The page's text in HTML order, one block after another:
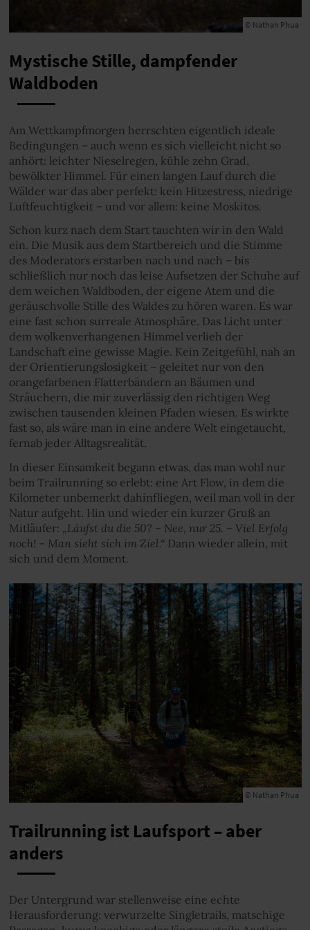
© Nathan Phua
Mystische Stille, dampfender
Waldboden
Am Wettkampfmorgen herrschten eigentlich ideale
Bedingungen – auch wenn es sich vielleicht nicht so
anhört: leichter Nieselregen, kühle zehn Grad,
bewölkter Himmel. Für einen langen Lauf durch die
Wälder war das aber perfekt: kein Hitzestress, niedrige
Luftfeuchtigkeit – und vor allem: keine Moskitos.
Schon kurz nach dem Start tauchten wir in den Wald
ein. Die Musik aus dem Startbereich und die Stimme
des Moderators erstarben nach und nach – bis
schließlich nur noch das leise Aufsetzen der Schuhe auf
dem weichen Waldboden, der eigene Atem und die
geräuschvolle Stille des Waldes zu hören waren. Es war
eine fast schon surreale Atmosphäre. Das Licht unter
dem wolkenverhangenen Himmel verlieh der
Landschaft eine gewisse Magie. Kein Zeitgefühl, nah an
der Orientierungslosigkeit – geleitet nur von den
orangefarbenen Flatterbändern an Bäumen und
Sträuchern, die mir zuverlässig den richtigen Weg
zwischen tausenden kleinen Pfaden wiesen. Es wirkte
fast so, als wäre man in eine andere Welt eingetaucht,
fernab jeder Alltagsrealität.
In dieser Einsamkeit begann etwas, das man wohl nur
beim Trailrunning so erlebt: eine Art Flow, in dem die
Kilometer unbemerkt dahinfliegen, weil man voll in der
Natur aufgeht. Hin und wieder ein kurzer Gruß an
Mitläufer:
„Läufst du die 50? – Nee, nur 25. – Viel Erfolg
noch! – Man sieht sich im Ziel.“Dann wieder allein, mit
sich und dem Moment.
© Nathan Phua
Trailrunning ist Laufsport – aber
anders
Der Untergrund war stellenweise eine echte
Herausforderung: verwurzelte Singletrails, matschige